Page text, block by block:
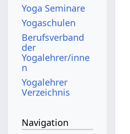
Yoga Seminare
Yogaschulen
Berufsverband
der
Yogalehrer/inne
n
Yogalehrer
Verzeichnis
Navigation